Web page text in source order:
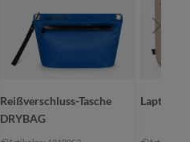
Farbe
Reißverschluss-Tasche
DRYBAG
Laptop-